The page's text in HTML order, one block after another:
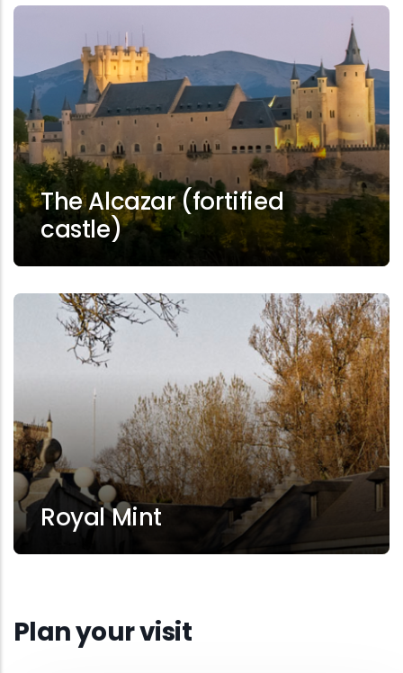
The Alcazar (fortified
castle)
Royal Mint
Plan your visit